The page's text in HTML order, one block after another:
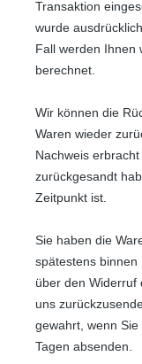
Transaktion
wurde
Fall werden Ihnen
berechnet.
Wir können die
Waren wieder
Nachweis
zurückgesandt
Zeitpunkt ist.
Sie haben die
spätestens binnen
über den Widerruf
uns
gewahrt, wenn
Tagen absenden.